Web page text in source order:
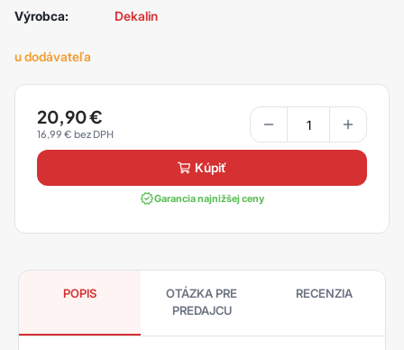
Výrobca:
Dekalin
u dodávateľa
20,90€
16,99 €
kúpiť
Garancia najnižšej ceny
POPIS
OTÁZKA PRE
PREDAJCU
RECENZIA